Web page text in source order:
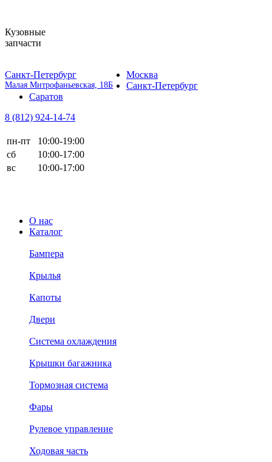
Кузовные
запчасти
Санкт-Петербург
Малая Митрофаньевская, 18Б
Москва
Санкт-Петербург
Саратов
8 (812) 924-14-74
пн-пт
10:00-19:00
сб
10:00-17:00
вс
10:00-17:00
О нас
Каталог
Бампера
Крылья
Капоты
Двери
Система охлаждения
Крышки багажника
Тормозная система
Фары
Рулевое управление
Ходовая часть